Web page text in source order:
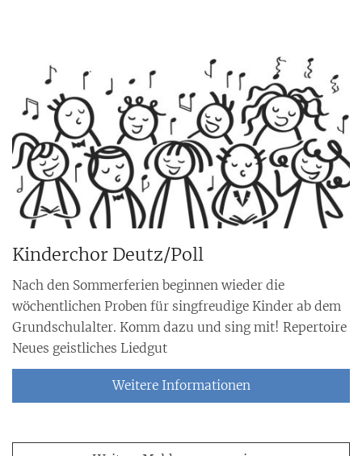
Kinderchor Deutz/Poll
Nach den Sommerferien beginnen wieder die
wöchentlichen Proben für singfreudige Kinder ab dem
Grundschulalter. Komm dazu und sing mit! Repertoire
Neues geistliches Liedgut
Weitere Informationen